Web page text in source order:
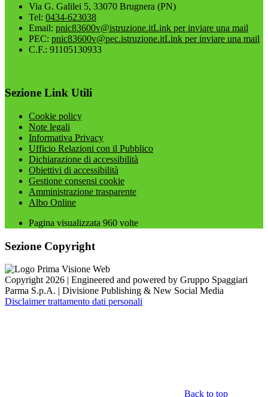
Via G. Galilei 5, 33070 Brugnera (PN)
Tel: 0434-623038
Email: pnic83600v@istruzione.itLink per inviare una mail
PEC: pnic83600v@pec.istruzione.itLink per inviare una mail
C.F.: 91105130933
Sezione Link Utili
Cookie policy
Note legali
Informativa Privacy
Ufficio Relazioni con il Pubblico
Dichiarazione di accessibilità
Obiettivi di accessibilità
Gestione consensi cookie
Amministrazione trasparente
Albo Online
Pagina visualizzata 960 volte
Sezione Copyright
Copyright 2026 | Engineered and powered by Gruppo Spaggiari
Parma S.p.A. | Divisione Publishing & New Social Media
Disclaimer trattamento dati personali
Back to top